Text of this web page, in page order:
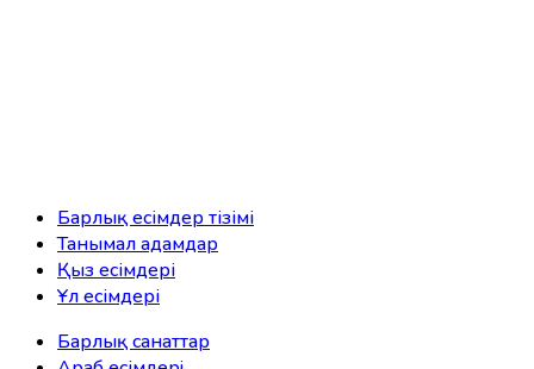
Барлық есімдер тізімі
Танымал адамдар
Қыз есімдері
Ұл есімдері
Барлық санаттар